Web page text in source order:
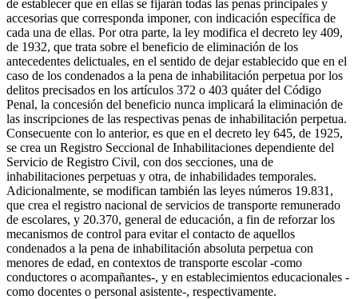
de establecer que en ellas se fijarán todas las penas principales y
accesorias que corresponda imponer, con indicación específica de
cada una de ellas. Por otra parte, la ley modifica el decreto ley 409,
de 1932, que trata sobre el beneficio de eliminación de los
antecedentes delictuales, en el sentido de dejar establecido que en el
caso de los condenados a la pena de inhabilitación perpetua por los
delitos precisados en los artículos 372 o 403 quáter del Código
Penal, la concesión del beneficio nunca implicará la eliminación de
las inscripciones de las respectivas penas de inhabilitación perpetua.
Consecuente con lo anterior, es que en el decreto ley 645, de 1925,
se crea un Registro Seccional de Inhabilitaciones dependiente del
Servicio de Registro Civil, con dos secciones, una de
inhabilitaciones perpetuas y otra, de inhabilidades temporales.
Adicionalmente, se modifican también las leyes números 19.831,
que crea el registro nacional de servicios de transporte remunerado
de escolares, y 20.370, general de educación, a fin de reforzar los
mecanismos de control para evitar el contacto de aquellos
condenados a la pena de inhabilitación absoluta perpetua con
menores de edad, en contextos de transporte escolar -como
conductores o acompañantes-, y en establecimientos educacionales -
como docentes o personal asistente-, respectivamente.